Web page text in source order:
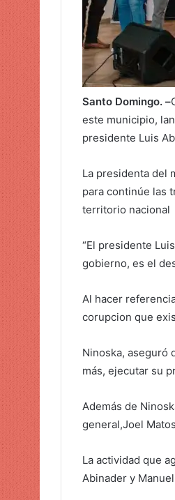
Santo Domingo. –
este municipio,
presidente Luis
La presidenta del
para continúe las
territorio nacional
“El presidente
gobierno, es el
Al hacer
corupcion que
Ninoska, aseguró
más, ejecutar su
Además de
general,Joel
La actividad que
Abinader y